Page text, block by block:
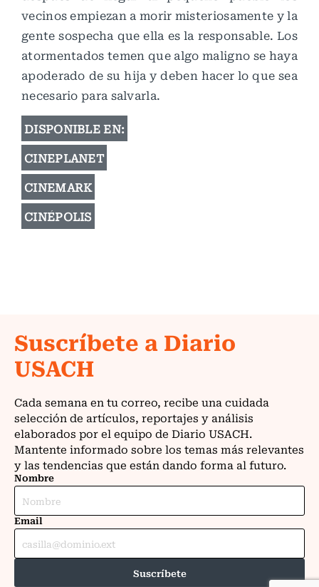
vecinos empiezan a morir misteriosamente y la
gente sospecha que ella es la responsable. Los
atormentados temen que algo maligno se haya
apoderado de su hija y deben hacer lo que sea
necesario para salvarla.
DISPONIBLE EN:
CINEPLANET
CINEMARK
CINÉPOLIS